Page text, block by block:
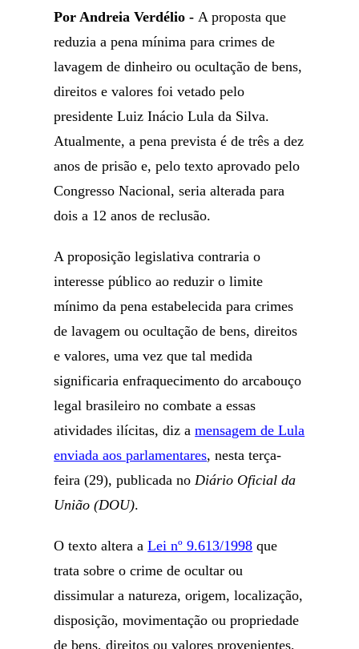
Por Andreia Verdélio - A proposta que
reduzia a pena mínima para crimes de
lavagem de dinheiro ou ocultação de bens,
direitos e valores foi vetado pelo
presidente Luiz Inácio Lula da Silva.
Atualmente, a pena prevista é de três a dez
anos de prisão e, pelo texto aprovado pelo
Congresso Nacional, seria alterada para
dois a 12 anos de reclusão.
A proposição legislativa contraria o
interesse público ao reduzir o limite
mínimo da pena estabelecida para crimes
de lavagem ou ocultação de bens, direitos
e valores, uma vez que tal medida
significaria enfraquecimento do arcabouço
legal brasileiro no combate a essas
atividades ilícitas, diz amensagem de Lula
enviada aos parlamentares, nesta terça-
feira (29), publicada noDiário Oficial da
União (DOU).
O texto altera aLei nº 9.613/1998 que
trata sobre o crime de ocultar ou
dissimular a natureza, origem, localização,
disposição, movimentação ou propriedade
de bens, direitos ou valores provenientes,